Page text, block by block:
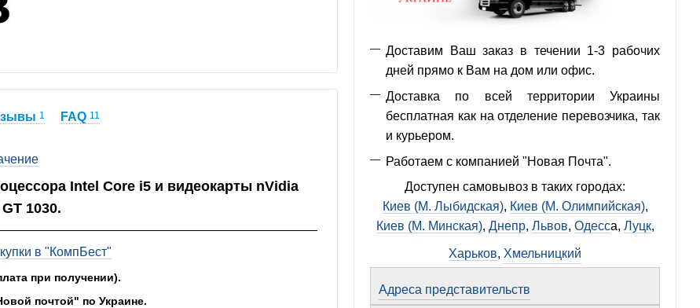
1 FAQ 11
Intel Core i5 и видеокарты nVidia
1030.
в "КомпБест"
при получении).
почтой" по Украине.
Доставим Ваш заказ в течении 1-3 рабочих
дней прямо к Вам на дом или офис.
Доставка по всей территории Украины
бесплатная как на отделение перевозчика, так
и курьером.
Работаем с компанией "Новая Почта".
Доступен самовывоз в таких городах:
Киев (М. Лыбидская), Киев (М. Олимпийская),
Киев (М. Минская), Днепр, Львов, Одесса, Луцк,
Харьков, Хмельницкий
Адреса представительств